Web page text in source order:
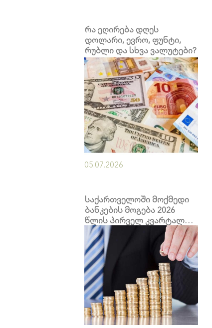
რა ეღირება დღეს
დოლარი, ევრო, ფუნტი,
რუბლი და სხვა ვალუტები?
05.07.2026
საქართველოში მოქმედი
ბანკების მოგება 2026
წლის პირველ კვარტალში
894 მილიონ ლარამდე
გაიზარდა